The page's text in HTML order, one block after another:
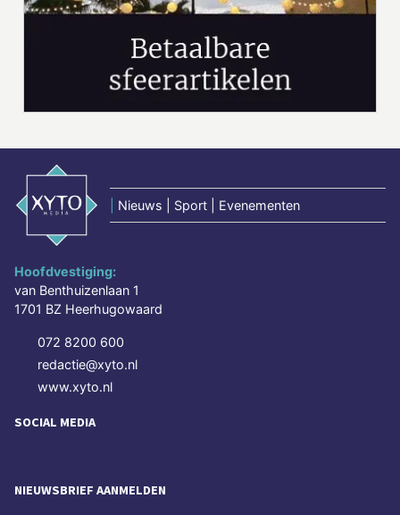
Nieuws | Sport | Evenementen
Hoofdvestiging:
van Benthuizenlaan 1
1701 BZ Heerhugowaard
072 8200 600
redactie@xyto.nl
www.xyto.nl
SOCIAL MEDIA
NIEUWSBRIEF AANMELDEN